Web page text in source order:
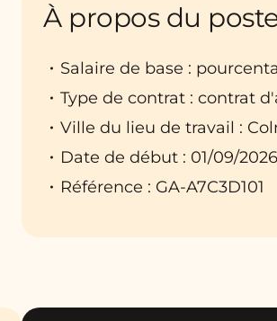
À propos du
Salaire de base :
Type de contrat : contrat
Ville du lieu de travail :
Date de début : 01/09/2026
Référence : GA-A7C3D101